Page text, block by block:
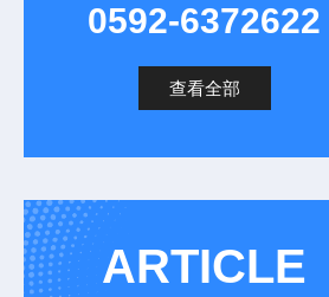
0592-6372622
查看全部
ARTICLE